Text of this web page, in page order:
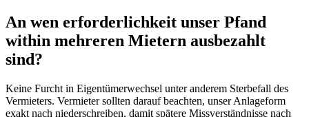
An wen erforderlichkeit unser Pfand
within mehreren Mietern ausbezahlt
sind?
Keine Furcht in Eigentümerwechsel unter anderem Sterbefall des
Vermieters. Vermieter sollten darauf beachten, unser Anlageform
exakt nach niederschreiben, damit spätere Missverständnisse nach